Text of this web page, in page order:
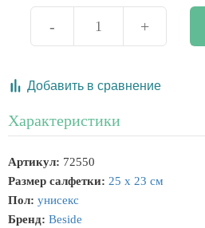
- +
Добавить в сравнение
Характеристики
Артикул: 72550
Размер салфетки: 25 x 23 см
Пол: унисекс
Бренд: Beside